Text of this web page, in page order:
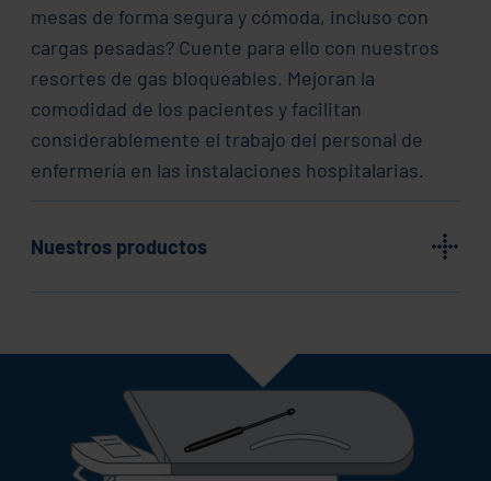
mesas de forma segura y cómoda, incluso con
cargas pesadas? Cuente para ello con nuestros
resortes de gas bloqueables. Mejoran la
comodidad de los pacientes y facilitan
considerablemente el trabajo del personal de
enfermería en las instalaciones hospitalarias.
Nuestros productos